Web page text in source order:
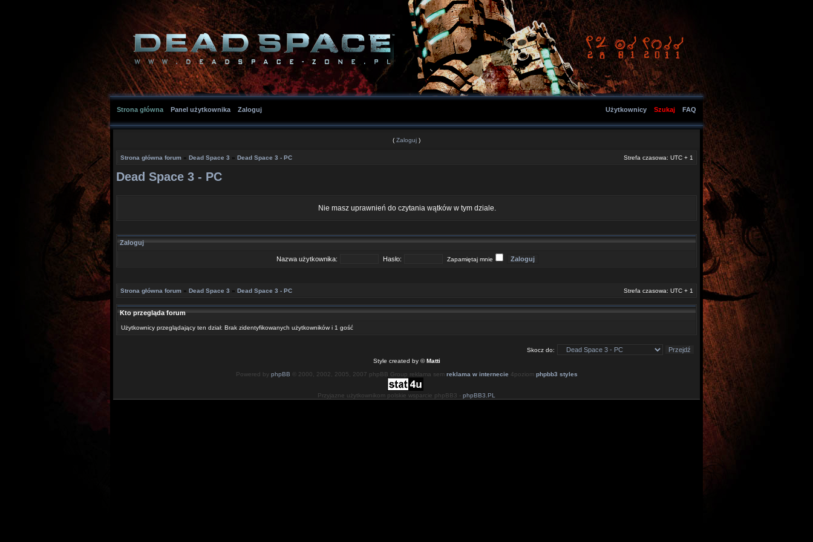
Strona główna Panel użytkownika Zaloguj FAQ
Szukaj
Użytkownicy
( Zaloguj )
Strona główna forum » Dead Space 3 » Dead Space 3 - PC Strefa czasowa: UTC + 1
Dead Space 3 - PC
Nie masz uprawnień do czytania wątków w tym dziale.
Zaloguj
Nazwa użytkownika: Hasło: Zapamiętaj mnie
Strona główna forum » Dead Space 3 » Dead Space 3 - PC Strefa czasowa: UTC + 1
Kto przegląda forum
Użytkownicy przeglądający ten dział: Brak zidentyfikowanych użytkowników i 1 gość
Skocz do:
Style created by ©Matti
Powered by phpBB © 2000, 2002, 2005, 2007 phpBB Group reklama sem reklama w internecie 4poziom phpbb3 styles
Przyjazne użytkownikom polskie wsparcie phpBB3 - phpBB3.PL